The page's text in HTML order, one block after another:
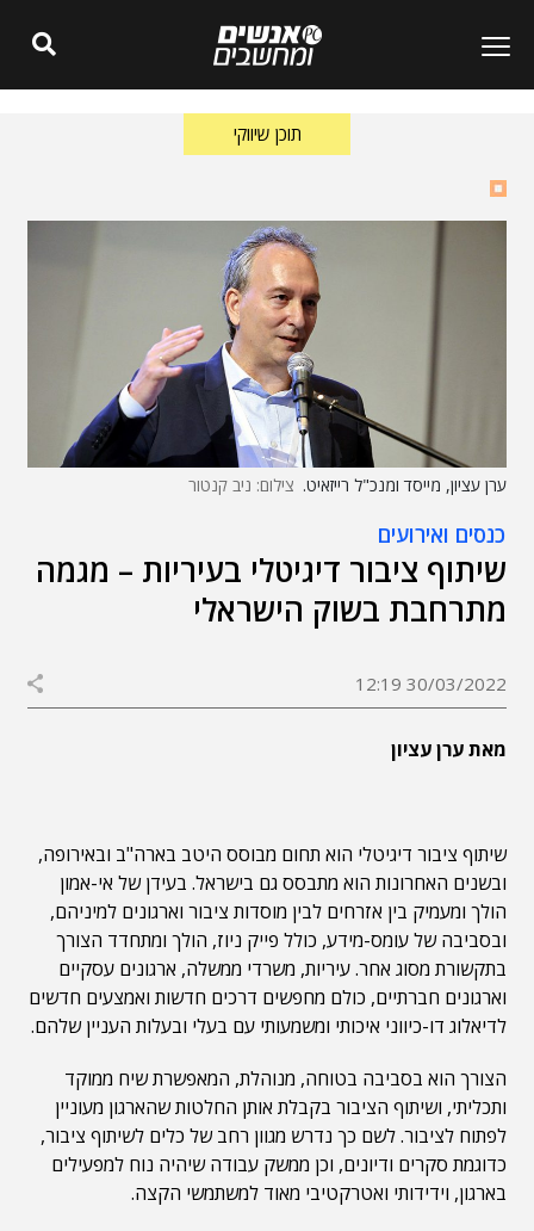
תוכן שיווקי
ערן עציון, מייסד ומנכ"ל רייזאיט. צילום: ניב קנטור
כנסים ואירועים
שיתוף ציבור דיגיטלי בעיריות – מגמה
מתרחבת בשוק הישראלי
30/03/2022 12:19
מאת ערן עציון
שיתוף ציבור דיגיטלי הוא תחום מבוסס היטב בארה"ב ובאירופה,
ובשנים האחרונות הוא מתבסס גם בישראל. בעידן של אי-אמון
הולך ומעמיק בין אזרחים לבין מוסדות ציבור וארגונים למיניהם,
ובסביבה של עומס-מידע, כולל פייק ניוז, הולך ומתחדד הצורך
בתקשורת מסוג אחר. עיריות, משרדי ממשלה, ארגונים עסקיים
וארגונים חברתיים, כולם מחפשים דרכים חדשות ואמצעים חדשים
לדיאלוג דו-כיווני איכותי ומשמעותי עם בעלי ובעלות העניין שלהם.
הצורך הוא בסביבה בטוחה, מנוהלת, המאפשרת שיח ממוקד
ותכליתי, ושיתוף הציבור בקבלת אותן החלטות שהארגון מעוניין
לפתוח לציבור. לשם כך נדרש מגוון רחב של כלים לשיתוף ציבור,
כדוגמת סקרים ודיונים, וכן ממשק עבודה שיהיה נוח למפעילים
בארגון, וידידותי ואטרקטיבי מאוד למשתמשי הקצה.